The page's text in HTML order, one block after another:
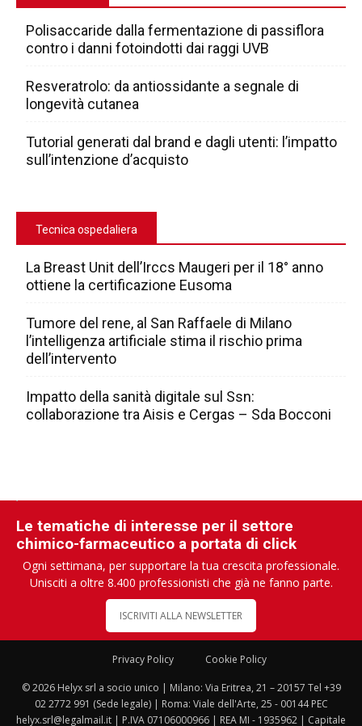
Polisaccaride dalla fermentazione di passiflora
contro i danni fotoindotti dai raggi UVB
Resveratrolo: da antiossidante a segnale di
longevità cutanea
Tutorial generati dal brand e dagli utenti: l’impatto
sull’intenzione d’acquisto
Tecnica ospedaliera
La Breast Unit dell’Irccs Maugeri per il 18° anno
ottiene la certificazione Eusoma
Tumore del rene, al San Raffaele di Milano
l’intelligenza artificiale stima il rischio prima
dell’intervento
Impatto della sanità digitale sul Ssn:
collaborazione tra Aisis e Cergas – Sda Bocconi
Le tematiche di interesse per il settore
chimico-farmaceutico a portata di click
Ogni settimana, per supportare la tua crescita professionale.
Unisciti a oltre 8.400 professionisti che già ne fanno parte.
ISCRIVITI ALLA NEWSLETTER
Privacy Policy Cookie Policy
© 2026 Helyx srl a socio unico | Milano: Via Eritrea, 21 – 20157 Tel +39
02 2772 991 (Sede legale) | Roma: Viale dell'Arte, 25 - 00144 PEC
helyx.srl@legalmail.it | P.IVA 07106000966 | REA MI - 1935962 | Capitale